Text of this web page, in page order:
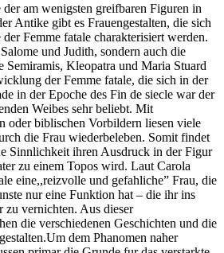
am wenigsten greifbaren Figuren in
Antike gibt es Frauengestalten, die sich
Femme fatale charakterisiert werden.
und Judith, sondern auch die
Semiramis, Kleopatra und Maria Stuard
der Femme fatale, die sich in der
in der Epoche des Fin de siecle war der
Weibes sehr beliebt. Mit
oder biblischen Vorbildern liesen viele
die Frau wiederbeleben. Somit findet
Sinnlichkeit ihren Ausdruck in der Figur
zu einem Topos wird. Laut Carola
eine,,reizvolle und gefahliche” Frau, die
nur eine Funktion hat – die ihr ins
zu vernichten. Aus dieser
die verschiedenen Geschichten und die
dem Phanomen naher